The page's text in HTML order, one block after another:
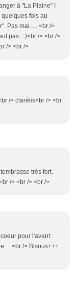
à "La Plaine" !
quelques fois au
Pas mal......<br />
pas....)<br /> <br />
/> <br />
/> clarélis<br /> <br
très fort.
/> <br /> <br />
pour l'avant
....<br /> Bisous+++